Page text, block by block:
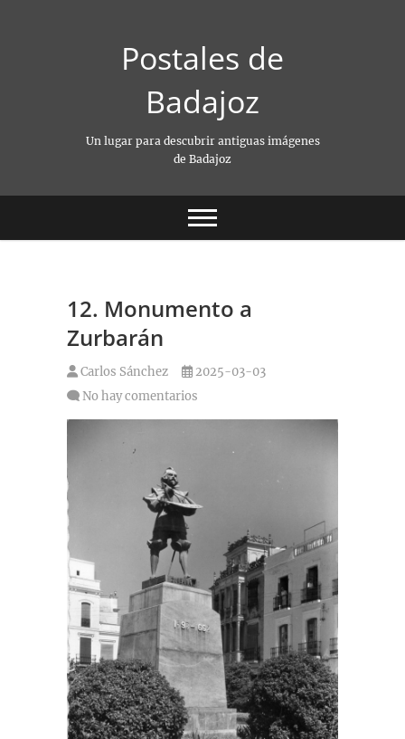
Postales de
Badajoz
Un lugar para descubrir antiguas imágenes
de Badajoz
12. Monumento a
Zurbarán
Carlos Sánchez
2025-03-03
No hay comentarios